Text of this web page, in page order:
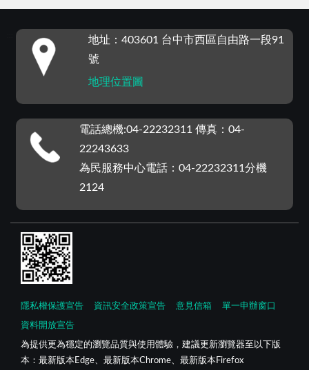
地址：403601 台中市西區自由路一段91
號
地理位置圖
電話總機:04-22232311 傳真：04-
22243633
為民服務中心電話：04-22232311分機
2124
隱私權保護宣告 資訊安全政策宣告 意見信箱 單一申辦窗口
資料開放宣告
為提供更為穩定的瀏覽品質與使用體驗，建議更新瀏覽器至以下版
本：最新版本Edge、最新版本Chrome、最新版本Firefox